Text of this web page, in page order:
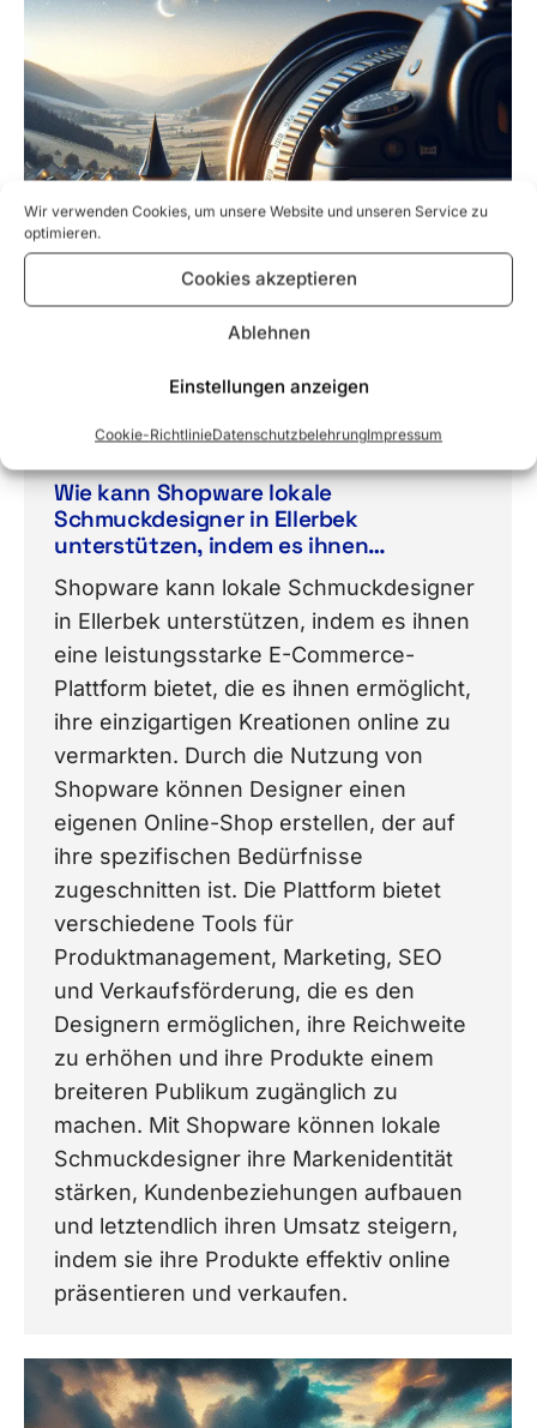
Wir verwenden Cookies, um unsere Website und unseren Service zu
optimieren.
Cookies akzeptieren
Ablehnen
Einstellungen anzeigen
Cookie-RichtlinieDatenschutzbelehrungImpressum
Wie kann Shopware lokale
Schmuckdesigner in Ellerbek
unterstützen, indem es ihnen
ermöglicht, ihre einzigartigen
Kreationen durch eine Online-Plattform
zu vermarkten?
Shopware kann lokale Schmuckdesigner
in Ellerbek unterstützen, indem es ihnen
eine leistungsstarke E-Commerce-
Plattform bietet, die es ihnen ermöglicht,
ihre einzigartigen Kreationen online zu
vermarkten. Durch die Nutzung von
Shopware können Designer einen
eigenen Online-Shop erstellen, der auf
ihre spezifischen Bedürfnisse
zugeschnitten ist. Die Plattform bietet
verschiedene Tools für
Produktmanagement, Marketing, SEO
und Verkaufsförderung, die es den
Designern ermöglichen, ihre Reichweite
zu erhöhen und ihre Produkte einem
breiteren Publikum zugänglich zu
machen. Mit Shopware können lokale
Schmuckdesigner ihre Markenidentität
stärken, Kundenbeziehungen aufbauen
und letztendlich ihren Umsatz steigern,
indem sie ihre Produkte effektiv online
präsentieren und verkaufen.